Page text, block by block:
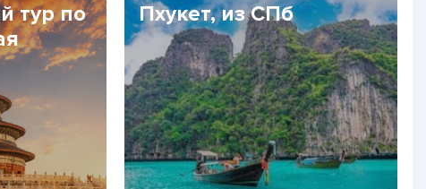
тур по
Пхукет, из СПб